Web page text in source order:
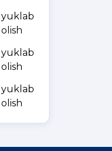
yuklab
olish
yuklab
olish
yuklab
olish